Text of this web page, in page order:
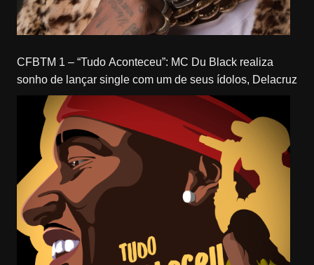
CFBTM 1 – “Tudo Aconteceu”: MC Du Black realiza
sonho de lançar single com um de seus ídolos, Delacruz